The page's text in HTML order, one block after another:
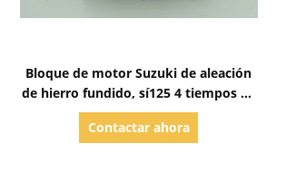
Bloque de motor Suzuki de aleación
de hierro fundido, sí125 4 tiempos de
cilindro único
Contactar ahora